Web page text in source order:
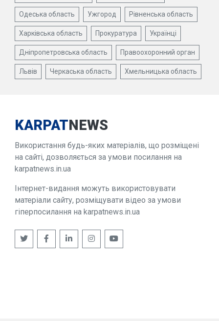
Одеська область Ужгород Рівненська область
Харківська область Прокуратура Українці
Дніпропетровська область Правоохоронний орган
Львів Черкаська область Хмельницька область
KARPATNEWS
Використання будь-яких матеріалів, що розміщені
на сайті, дозволяється за умови посилання на
karpatnews.in.ua
Інтернет-видання можуть використовувати
матеріали сайту, розміщувати відео за умови
гіперпосилання на karpatnews.in.ua